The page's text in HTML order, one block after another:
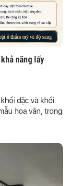
năng lấy
đặc và khối
hoa văn, trong